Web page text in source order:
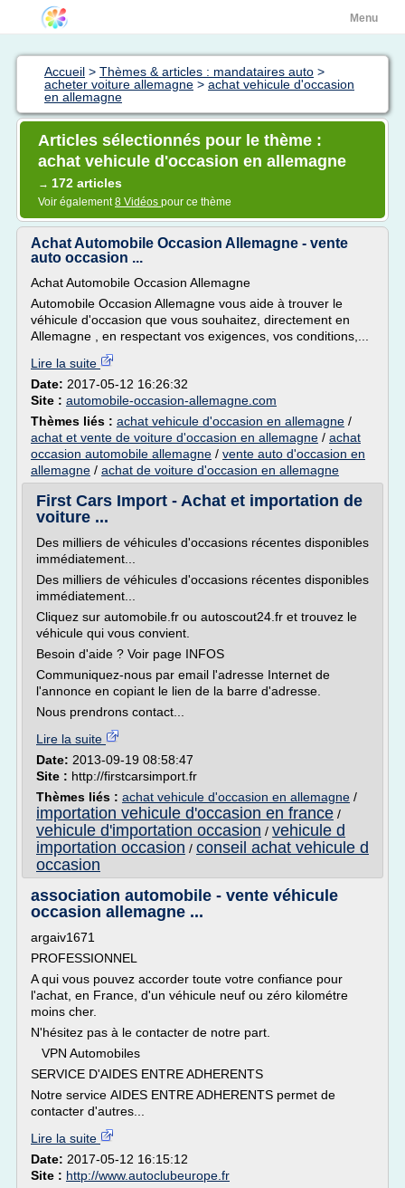
Menu
Accueil > Thèmes & articles : mandataires auto >
acheter voiture allemagne > achat vehicule d'occasion
en allemagne
Articles sélectionnés pour le thème :
achat vehicule d'occasion en allemagne
→ 172 articles
Voir également8 Vidéos pour ce thème
Achat Automobile Occasion Allemagne - vente
auto occasion ...
Achat Automobile Occasion Allemagne
Automobile Occasion Allemagne vous aide à trouver le
véhicule d'occasion que vous souhaitez, directement en
Allemagne , en respectant vos exigences, vos conditions,...
Lire la suite
Date: 2017-05-12 16:26:32
Site : automobile-occasion-allemagne.com
Thèmes liés : achat vehicule d'occasion en allemagne /
achat et vente de voiture d'occasion en allemagne / achat
occasion automobile allemagne / vente auto d'occasion en
allemagne / achat de voiture d'occasion en allemagne
First Cars Import - Achat et importation de
voiture ...
Des milliers de véhicules d'occasions récentes disponibles
immédiatement...
Des milliers de véhicules d'occasions récentes disponibles
immédiatement...
Cliquez sur automobile.fr ou autoscout24.fr et trouvez le
véhicule qui vous convient.
Besoin d'aide ? Voir page INFOS
Communiquez-nous par email l'adresse Internet de
l'annonce en copiant le lien de la barre d'adresse.
Nous prendrons contact...
Lire la suite
Date: 2013-09-19 08:58:47
Site : http://firstcarsimport.fr
Thèmes liés : achat vehicule d'occasion en allemagne /
importation vehicule d'occasion en france /
vehicule d'importation occasion / vehicule d
importation occasion / conseil achat vehicule d
occasion
association automobile - vente véhicule
occasion allemagne ...
argaiv1671
PROFESSIONNEL
A qui vous pouvez accorder toute votre confiance pour
l'achat, en France, d'un véhicule neuf ou zéro kilométre
moins cher.
N'hésitez pas à le contacter de notre part.
VPN Automobiles
SERVICE D'AIDES ENTRE ADHERENTS
Notre service AIDES ENTRE ADHERENTS permet de
contacter d'autres...
Lire la suite
Date: 2017-05-12 16:15:12
Site : http://www.autoclubeurope.fr